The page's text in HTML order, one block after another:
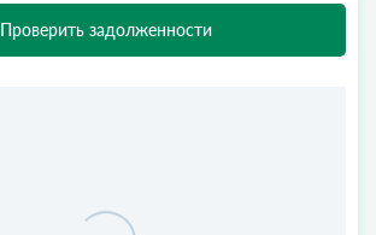
Проверить задолженности